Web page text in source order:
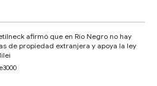
afirmó que en Río Negro no hay
de propiedad extranjera y apoya la ley